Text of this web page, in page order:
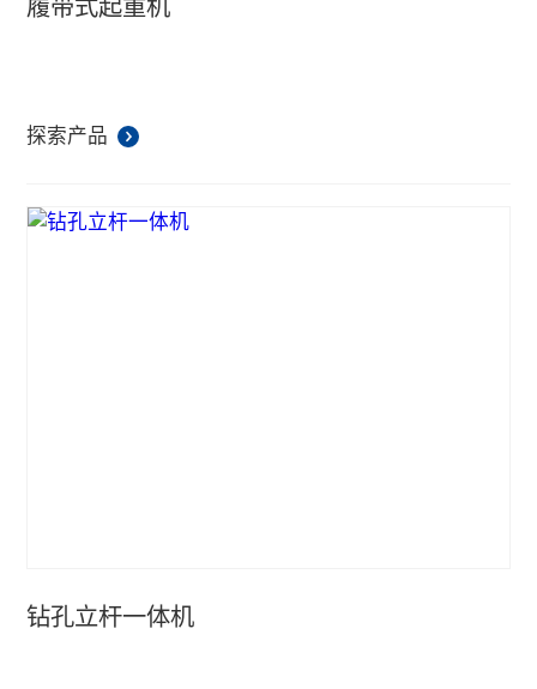
履带式起重机
探索产品
钻孔立杆一体机